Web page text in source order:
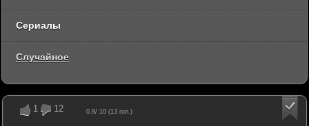
1 12 0.8/ 10 (13 гол.)
Сериалы
Случайное